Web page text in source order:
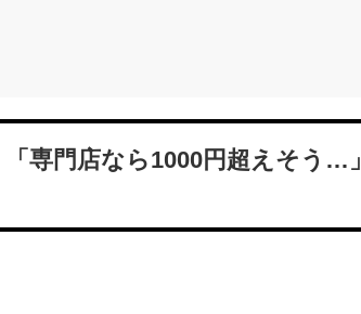
専門店なら1000円超えそう…」